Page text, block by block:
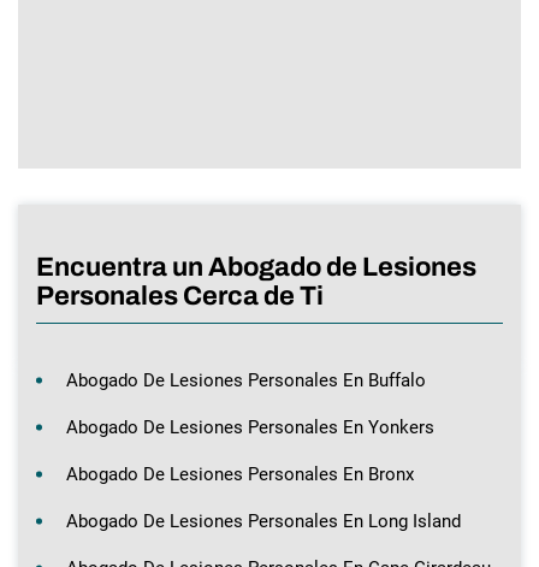
Encuentra un Abogado de Lesiones
Personales Cerca de Ti
Abogado De Lesiones Personales En Buffalo
Abogado De Lesiones Personales En Yonkers
Abogado De Lesiones Personales En Bronx
Abogado De Lesiones Personales En Long Island